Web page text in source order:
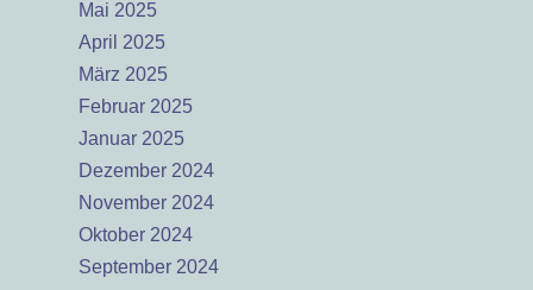
Mai 2025
April 2025
März 2025
Februar 2025
Januar 2025
Dezember 2024
November 2024
Oktober 2024
September 2024